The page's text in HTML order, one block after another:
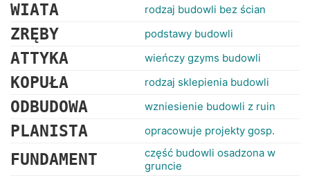
WIATA rodzaj budowli bez ścian
ZRĘBY podstawy budowli
ATTYKA wieńczy gzyms budowli
KOPUŁA rodzaj sklepienia budowli
ODBUDOWA wzniesienie budowli z ruin
PLANISTA opracowuje projekty gosp.
FUNDAMENT
część budowli osadzona w
gruncie